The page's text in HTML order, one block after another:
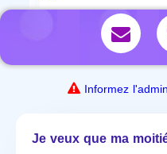
Informez
Je veux que ma